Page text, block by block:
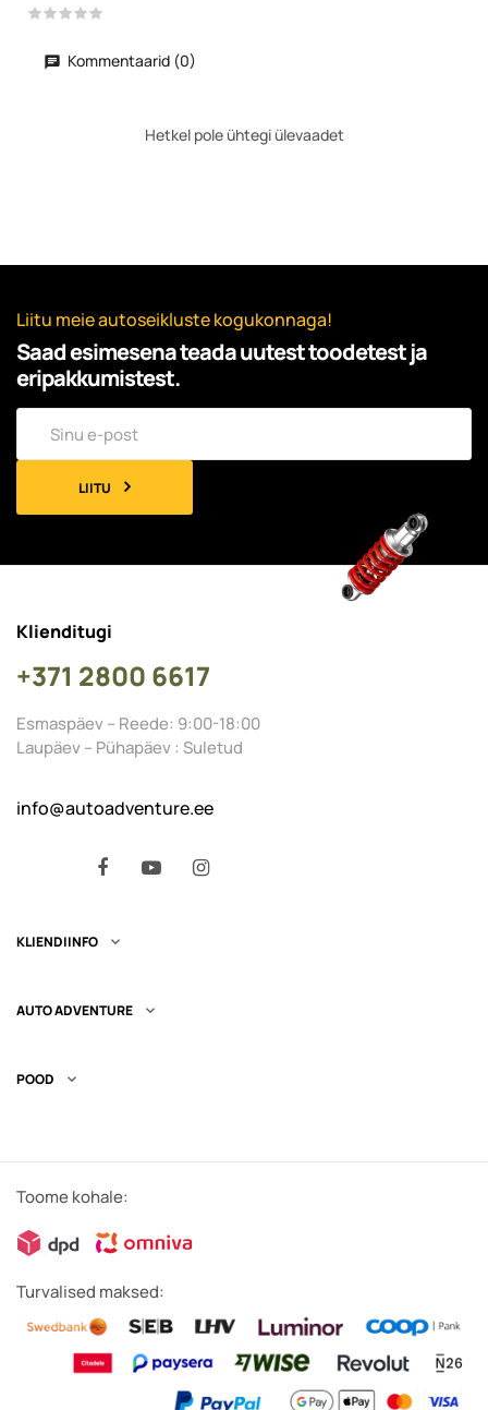
Kommentaarid (0)
Hetkel pole ühtegi ülevaadet
Liitu meie autoseikluste kogukonnaga!
Saad esimesena teada uutest toodetest ja
eripakkumistest.
LIITU
Klienditugi
+371 2800 6617
Esmaspäev – Reede: 9:00-18:00
Laupäev – Pühapäev : Suletud
info@autoadventure.ee
KLIENDIINFO 
AUTO ADVENTURE 
POOD 
FacebookYouTube
Toome kohale:
Turvalised maksed: